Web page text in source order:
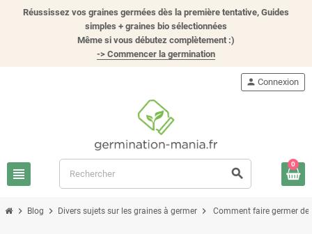
Réussissez vos graines germées dès la première tentative, Guides
simples + graines bio sélectionnées
Même si vous débutez complètement :)
-> Commencer la germination
view_headline search
person Connexion
0
chevron_right Blog chevron_right Divers sujets sur les graines à germer chevron_right Comment faire germer